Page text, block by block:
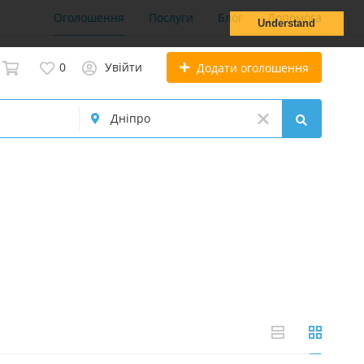
Understand
Оголошення Послуги Блог Допомога
0 Увійти Додати оголошення